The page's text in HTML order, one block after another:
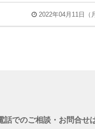
2022年04月11日（
話でのご相談・お問合せ